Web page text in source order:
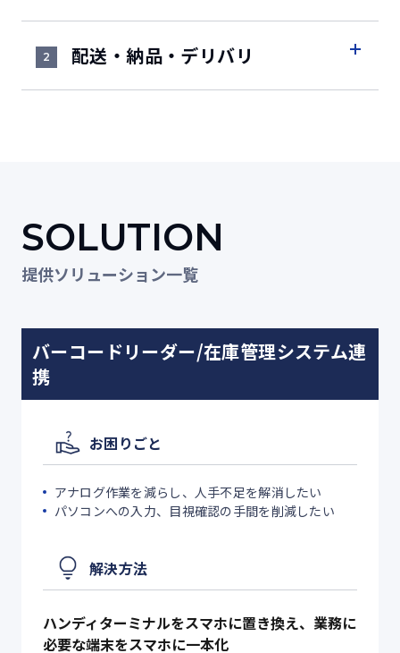
2 配送・納品・デリバリ
SOLUTION
提供ソリューション一覧
バーコードリーダー/在庫管理システム連
携
お困りごと
アナログ作業を減らし、人手不足を解消したい
パソコンへの入力、目視確認の手間を削減したい
解決方法
ハンディターミナルをスマホに置き換え、業務に
必要な端末をスマホに一本化